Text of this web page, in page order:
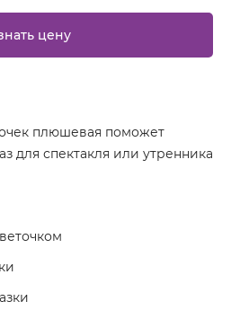
цену
плюшевая поможет
для спектакля или утренника